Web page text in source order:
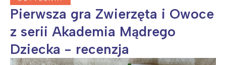
Pierwsza gra Zwierzęta i Owoce
z serii Akademia Mądrego
Dziecka - recenzja